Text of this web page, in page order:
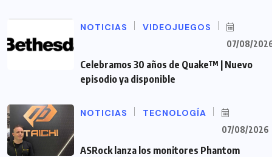
NOTICIAS VIDEOJUEGOS
07/08/
Celebramos 30 años de Quake™ | Nuevo
episodio ya disponible
NOTICIAS TECNOLOGÍA
07/08/2026
ASRock lanza los monitores Phantom